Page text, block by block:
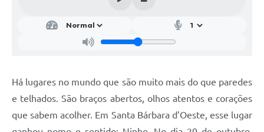
Contato
Plano Municipal de Segurança Pública
Há lugares no mundo que são muito mais do que paredes
e telhados. São braços abertos, olhos atentos e corações
que sabem acolher. Em Santa Bárbara d’Oeste, esse lugar